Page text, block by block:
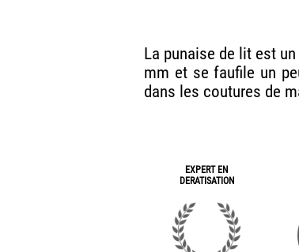
La punaise de lit est
mm et se faufile un
dans les coutures de
EXPERT EN
DERATISATION